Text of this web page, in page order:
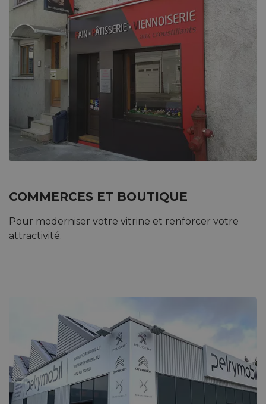
COMMERCES ET BOUTIQUE
Pour moderniser votre vitrine et renforcer votre
attractivité.